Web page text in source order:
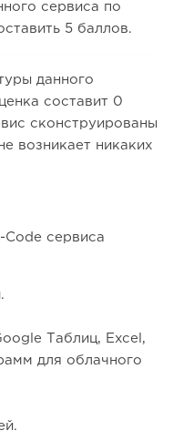
сервиса по
5 баллов.
данного
составит 0
сконструированы
возникает никаких
сервиса
Таблиц, Excel,
для облачного